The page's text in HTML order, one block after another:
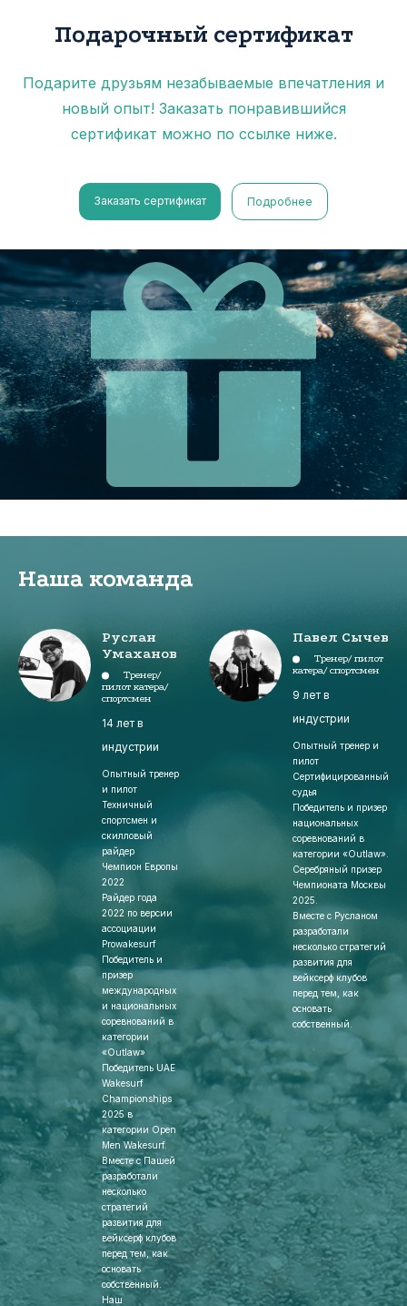
Подарочный сертификат
Подарите друзьям незабываемые впечатления и
новый опыт! Заказать понравившийся
сертификат можно по ссылке ниже.
Заказать сертификат Подробнее
Наша команда
Руслан
Умаханов
Тренер/
пилот катера/
спортсмен
14 лет в
индустрии
Опытный тренер
и пилот
Техничный
спортсмен и
скилловый
райдер
Чемпион Европы
2022
Райдер года
2022 по версии
ассоциации
Prowakesurf
Победитель и
призер
международных
и национальных
соревнований в
категории
«Outlaw»
Победитель UAE
Wakesurf
Championships
2025 в
категории Open
Men Wakesurf.
Вместе с Пашей
разработали
несколько
стратегий
развития для
вейксерф клубов
перед тем, как
основать
собственный.
Наш
Павел Сычев
Тренер/ пилот
катера/ спортсмен
9 лет в
индустрии
Опытный тренер и
пилот
Сертифицированный
судья
Победитель и призер
национальных
соревнований в
категории «Outlaw».
Серебряный призер
Чемпионата Москвы
2025.
Вместе с Русланом
разработали
несколько стратегий
развития для
вейксерф клубов
перед тем, как
основать
собственный.